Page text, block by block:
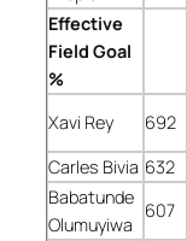
Effective
Field Goal
%
Xavi Rey 692
Carles Bivia 632
Babatunde
Olumuyiwa
607